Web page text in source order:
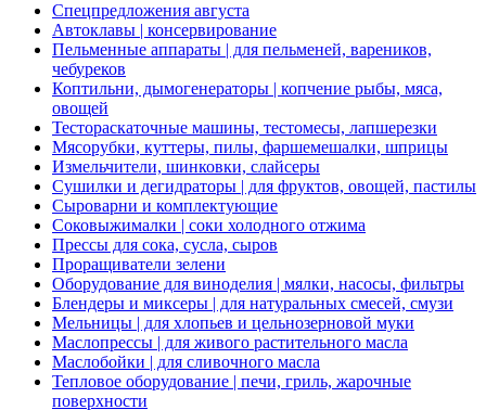
Спецпредложения августа
Автоклавы | консервирование
Пельменные аппараты | для пельменей, вареников,
чебуреков
Коптильни, дымогенераторы | копчение рыбы, мяса,
овощей
Тестораскаточные машины, тестомесы, лапшерезки
Мясорубки, куттеры, пилы, фаршемешалки, шприцы
Измельчители, шинковки, слайсеры
Сушилки и дегидраторы | для фруктов, овощей, пастилы
Сыроварни и комплектующие
Соковыжималки | соки холодного отжима
Прессы для сока, сусла, сыров
Проращиватели зелени
Оборудование для виноделия | мялки, насосы, фильтры
Блендеры и миксеры | для натуральных смесей, смузи
Мельницы | для хлопьев и цельнозерновой муки
Маслопрессы | для живого растительного масла
Маслобойки | для сливочного масла
Тепловое оборудование | печи, гриль, жарочные
поверхности